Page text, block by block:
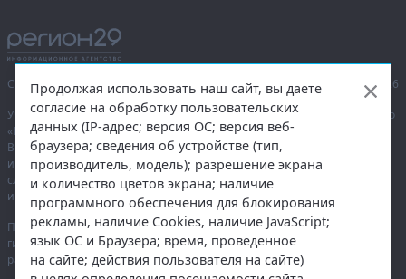
Сетевое издание «Информационное агентство Регион 29»,
© 2016–2026
Учредитель — общество с ограниченной ответственностью «Агентство
«Правда Севера».
Выписка из реестра зарегистрированных средств массовой
информации:ЭЛ № ФС 77-74226от 09.11.2018 выдано Федеральной
службой по надзору в сфере связи, информационных технологий
и массовых коммуникаций (Роскомнадзор).
При полном или частичном использовании любых материалов
гиперссылка на region29.ruобязательна. Копирование материалов без
разрешения администрации сайта запрещено.
Продолжая использовать наш сайт, вы даете
согласие на обработку пользовательских
данных (IP-адрес; версия ОС; версия веб-
браузера; сведения об устройстве (тип,
производитель, модель); разрешение экрана
и количество цветов экрана; наличие
программного обеспечения для блокирования
рекламы, наличие Cookies, наличие JavaScript;
язык ОС и Браузера; время, проведенное
на сайте; действия пользователя на сайте)